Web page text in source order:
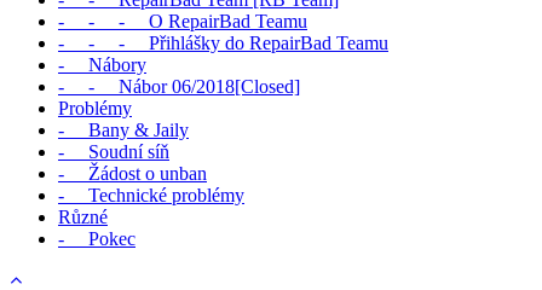
- - - O RepairBad Teamu
- - - Přihlášky do RepairBad Teamu
- Nábory
- - Nábor 06/2018[Closed]
Problémy
- Bany & Jaily
- Soudní síň
- Žádost o unban
- Technické problémy
Různé
- Pokec